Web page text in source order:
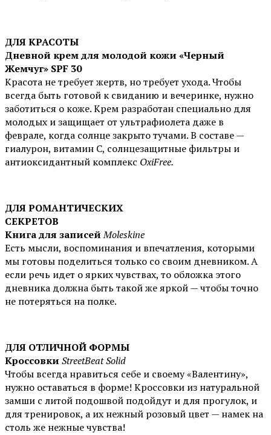
ДЛЯ КРАСОТЫ
Дневной крем для молодой кожи «Черный
Жемчуг» SPF 30
Красота не требует жертв, но требует ухода. Чтобы
всегда быть готовой к свиданию и вечеринке, нужно
заботиться о коже. Крем разработан специально для
молодых и защищает от ультрафиолета даже в
феврале, когда солнце закрыто тучами. В составе —
гиалурон, витамин C, солнцезащитные фильтры и
антиоксидантный комплекс OxiFree.
ДЛЯ РОМАНТИЧЕСКИХ
СЕКРЕТОВ
Книга для записей Moleskine
Есть мысли, воспоминания и впечатления, которыми
мы готовы поделиться только со своим дневником. А
если речь идет о ярких чувствах, то обложка этого
дневника должна быть такой же яркой — чтобы точно
не потеряться на полке.
ДЛЯ ОТЛИЧНОЙ ФОРМЫ
Кроссовки StreetBeat Solid
Чтобы всегда нравиться себе и своему «Валентину»,
нужно оставаться в форме! Кроссовки из натуральной
замши с литой подошвой подойдут и для прогулок, и
для тренировок, а их нежный розовый цвет — намек на
столь же нежные чувства!